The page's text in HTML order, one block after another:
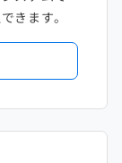
きます。